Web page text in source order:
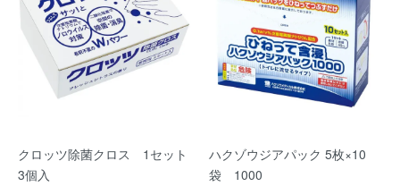
クロッツ除菌クロス 1セット
3個入
ハクゾウジアパック 5枚×10
袋 1000